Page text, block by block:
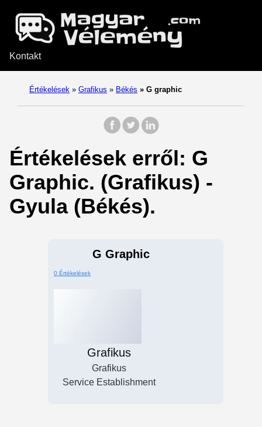
Kontakt
Értékelések » Grafikus » Békés » G graphic
Értékelések erről: G
Graphic. (Grafikus) -
Gyula (Békés).
G Graphic
0 Értékelések
Grafikus
Grafikus
Service Establishment